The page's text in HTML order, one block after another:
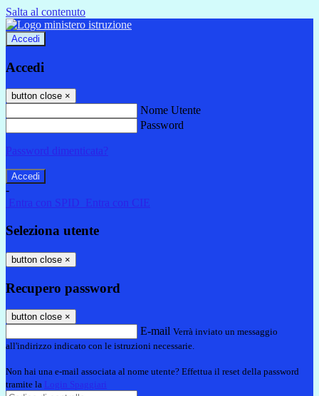
Salta al contenuto
Accedi
Accedi
button close ×
Nome Utente
Password
Password dimenticata?
-
Entra con SPID
Entra con CIE
Seleziona utente
button close ×
Recupero password
button close ×
E-mail Verrà inviato un messaggio
all'indirizzo indicato con le istruzioni necessarie.
Non hai una e-mail associata al nome utente? Effettua il reset della password
tramite la Login Spaggiari